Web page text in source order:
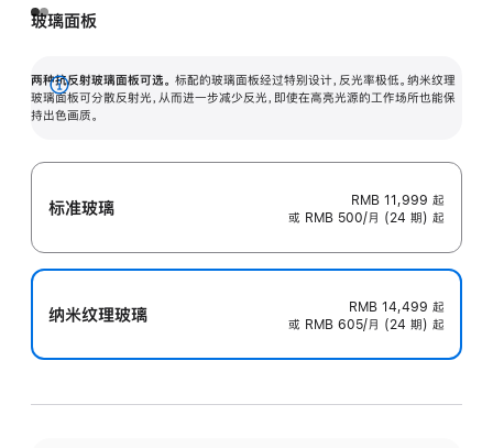
玻璃面板
两种抗反射玻璃面板可选。 标配的玻璃面板经过特别设计，反光率极低。纳米纹理
玻璃面板可分散反射光，从而进一步减少反光，即使在高亮光源的工作场所也能保
持出色画质。
展
开
标准玻璃 RMB 11,999 起
或 RMB 500/月 (24 期) 起
纳米纹理玻璃 RMB 14,499 起
或 RMB 605/月 (24 期) 起